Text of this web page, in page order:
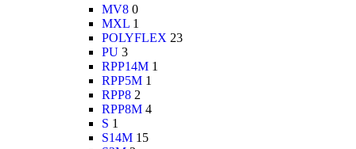
MV8 0
MXL 1
POLYFLEX 23
PU 3
RPP14M 1
RPP5M 1
RPP8 2
RPP8M 4
S 1
S14M 15